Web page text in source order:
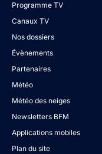
Programme TV
Canaux TV
Nos dossiers
Évènements
Partenaires
Météo
Météo des neiges
Newsletters BFM
Applications mobiles
Plan du site